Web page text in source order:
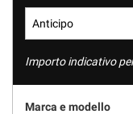
Importo indicativo
Marca e modello